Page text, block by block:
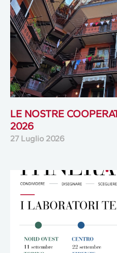
LE NOSTRE
2026
27 Luglio 2026